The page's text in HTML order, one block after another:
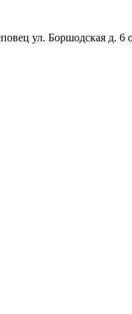
ул. Боршодская д. 6